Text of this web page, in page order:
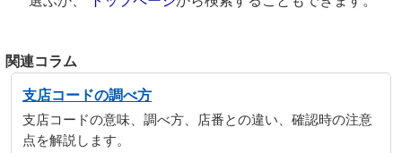
関連コラム
支店コードの調べ方
支店コードの意味、調べ方、店番との違い、確認時の注意
点を解説します。